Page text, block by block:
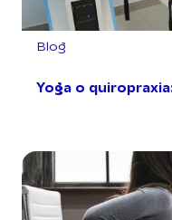
Blog
Yoga o